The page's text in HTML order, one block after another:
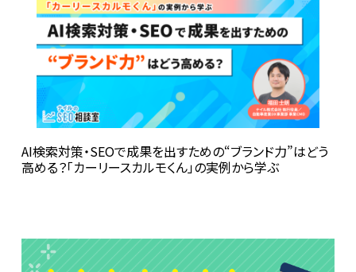
AI検索対策・SEOで成果を出すための“ブランド力”はどう
高める？――「カーリースカルモくん」の実例から学ぶ